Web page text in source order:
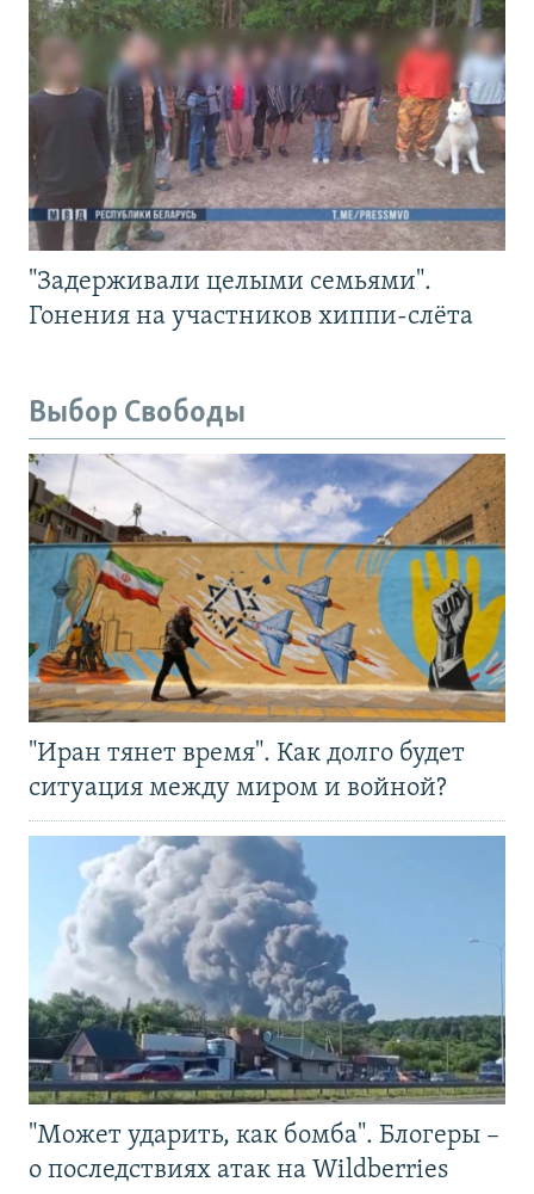
"Задерживали целыми семьями".
Гонения на участников хиппи-слёта
Выбор Свободы
"Иран тянет время". Как долго будет
ситуация между миром и войной?
"Может ударить, как бомба". Блогеры –
о последствиях атак на Wildberries